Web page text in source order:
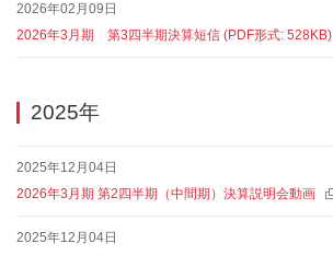
2026年02月09日
2026年3月期 第3四半期決算短信 (PDF形式: 528KB)
2025年
2025年12月04日
2026年3月期 第2四半期（中間期）決算説明会動画
2025年12月04日